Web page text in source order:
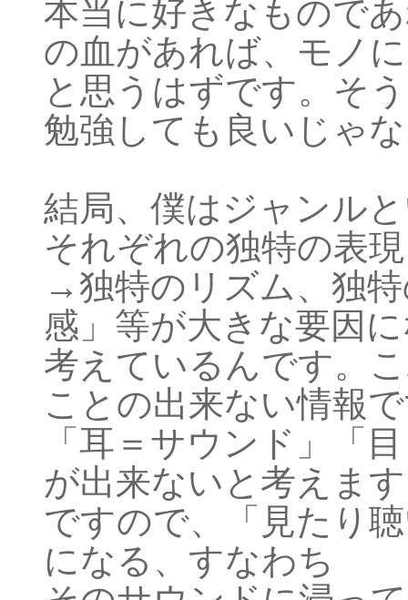
本当に好きなもので
の血があれば、モノ
と思うはずです。そ
勉強しても良いじゃ
結局、僕はジャンル
それぞれの独特の表現
→独特のリズム、独
感」等が大きな要因
考えているんです。
ことの出来ない情報
「耳＝サウンド」「
が出来ないと考えま
ですので、「見たり
になる、すなわち